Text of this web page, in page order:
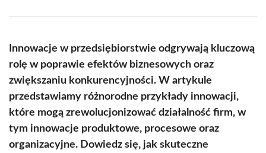
(Twitter)
Innowacje w przedsiębiorstwie odgrywają kluczową
rolę w poprawie efektów biznesowych oraz
zwiększaniu konkurencyjności. W artykule
przedstawiamy różnorodne przykłady innowacji,
które mogą zrewolucjonizować działalność firm, w
tym innowacje produktowe, procesowe oraz
organizacyjne. Dowiedz się, jak skuteczne